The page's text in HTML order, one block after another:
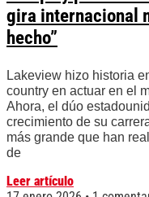
gira internacional
hecho”
Lakeview hizo historia
country en actuar en el
Ahora, el dúo
crecimiento de su
más grande que han
de
Leer artículo